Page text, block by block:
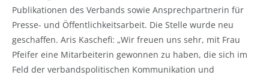
Publikationen des Verbands sowie Ansprechpartnerin für
Presse- und Öffentlichkeitsarbeit. Die Stelle wurde neu
geschaffen. Aris Kaschefi: „Wir freuen uns sehr, mit Frau
Pfeifer eine Mitarbeiterin gewonnen zu haben, die sich im
Feld der verbandspolitischen Kommunikation und